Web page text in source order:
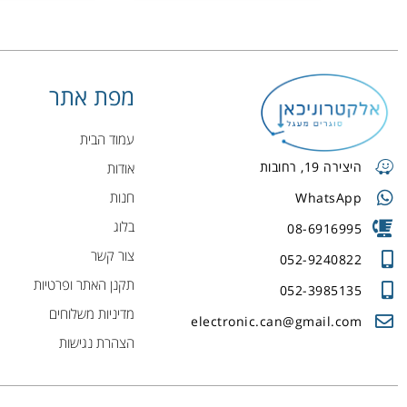
היצירה 19, רחובות
WhatsApp
08-6916995
052-9240822
052-3985135
electronic.can@gmail.com
מפת אתר
עמוד הבית
אודות
חנות
בלוג
צור קשר
תקנן האתר ופרטיות
מדיניות משלוחים
הצהרת נגישות